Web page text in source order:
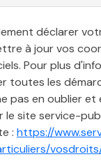
déclarer
à jour vos
Pour plus
toutes les
pas en oublier et
le site service-
: https://
vosdroits/